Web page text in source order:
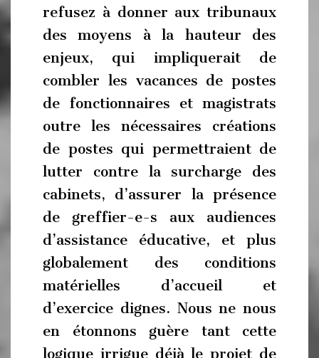
refusez à donner aux tribunaux
des moyens à la hauteur des
enjeux, qui impliquerait de
combler les vacances de postes
de fonctionnaires et magistrats
outre les nécessaires créations
de postes qui permettraient de
lutter contre la surcharge des
cabinets, d’assurer la présence
de greffier-e-s aux audiences
d’assistance éducative, et plus
globalement des conditions
matérielles d’accueil et
d’exercice dignes. Nous ne nous
en étonnons guère tant cette
logique irrigue déjà le projet de